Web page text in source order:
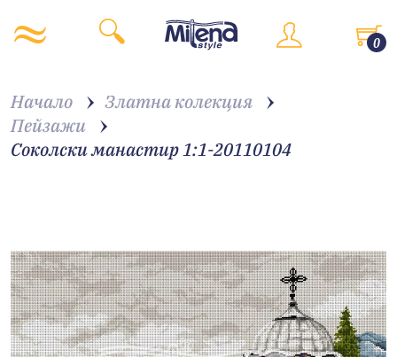
0
Начало
Златна колекция
Пейзажи
Соколски манастир 1:1-20110104